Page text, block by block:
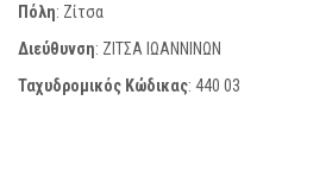
Πόλη: Ζίτσα
Διεύθυνση: ΖΙΤΣΑ ΙΩΑΝΝΙΝΩΝ
Ταχυδρομικός Κώδικας: 440 03